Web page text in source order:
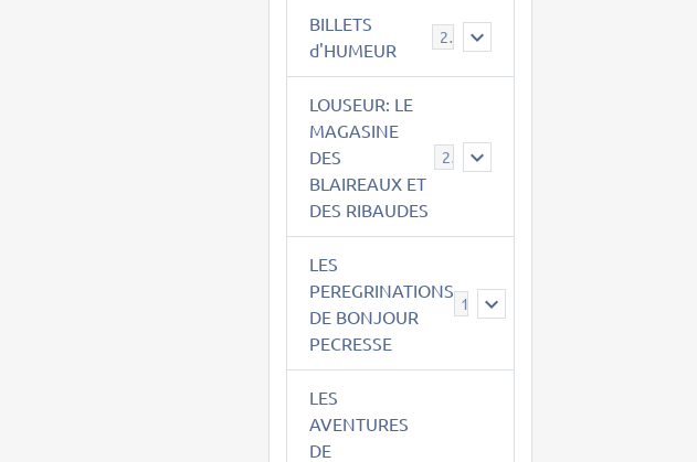
BILLETS
d'HUMEUR
2
LOUSEUR: LE
MAGASINE
DES
BLAIREAUX ET
DES RIBAUDES
21
LES
PEREGRINATIONS
DE BONJOUR
PECRESSE
14
LES
AVENTURES
DE